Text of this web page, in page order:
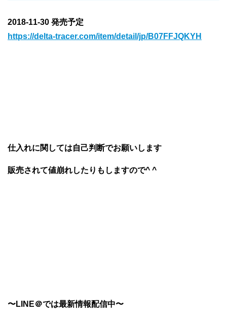
2018-11-30 発売予定
https://delta-tracer.com/item/detail/jp/B07FFJQKYH
仕入れに関しては自己判断でお願いします
販売されて値崩れしたりもしますので^ ^
〜LINE＠では最新情報配信中〜